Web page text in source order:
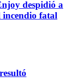
despidió a
incendio fatal